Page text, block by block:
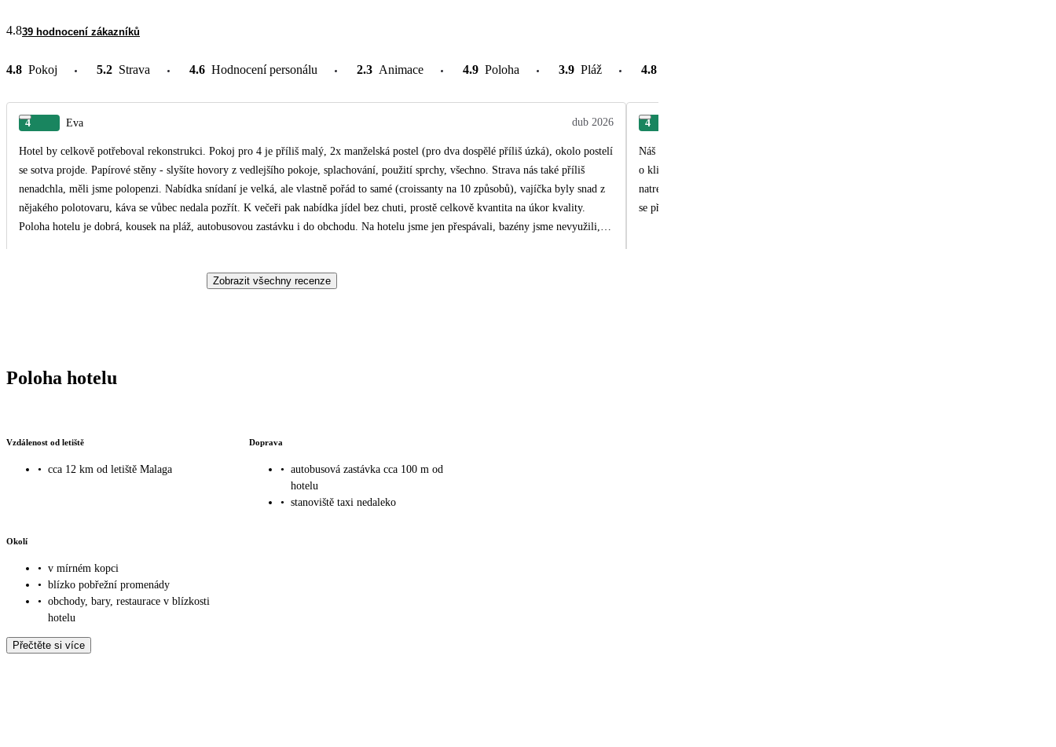
4.839 hodnocení zákazníků
4.8 Pokoj 5.2 Strava 4.6 Hodnocení personálu 2.3 Animace 4.9 Poloha 3.9 Pláž 4.8
4 Eva dub 2026
Hotel by celkově potřeboval rekonstrukci. Pokoj pro 4 je příliš malý, 2x manželská postel (pro dva dospělé příliš úzká), okolo postelí
se sotva projde. Papírové stěny - slyšíte hovory z vedlejšího pokoje, splachování, použití sprchy, všechno. Strava nás také příliš
nenadchla, měli jsme polopenzi. Nabídka snídaní je velká, ale vlastně pořád to samé (croissanty na 10 způsobů), vajíčka byly snad z
nějakého polotovaru, káva se vůbec nedala pozřít. K večeři pak nabídka jídel bez chuti, prostě celkově kvantita na úkor kvality.
Poloha hotelu je dobrá, kousek na pláž, autobusovou zastávku i do obchodu. Na hotelu jsme jen přespávali, bazény jsme nevyužili,
4
Náš pobyt v hotelu byl v pohodě. První den jsme dostali malinký pokoj, kde byl slyšet starý
o klidnější pokoj a vyšli mi vstříc. Akorát jsou mylné obrázky postelí. Dostali jsme o dost
natrefili období, kdy se u hotelu dělají rekonstrukce, takže bylo poměrně hlučno. Jídlo bylo moc dobré. Velký výběr a některá jídla
se připravovala přímo před vámi.
Zobrazit všechny recenze
Poloha hotelu
Vzdálenost od letiště
• cca 12 km od letiště Malaga
Doprava
• autobusová zastávka cca 100 m od
hotelu
• stanoviště taxi nedaleko
Okolí
• v mírném kopci
• blízko pobřežní promenády
• obchody, bary, restaurace v blízkosti
hotelu
Přečtěte si více